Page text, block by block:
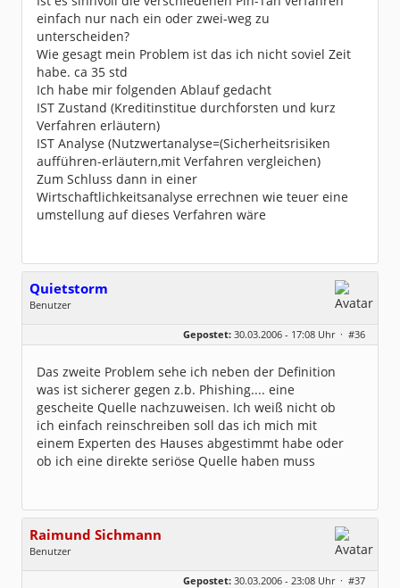
einfach nur nach ein oder zwei-weg zu
unterscheiden?
Wie gesagt mein Problem ist das ich nicht soviel Zeit
habe. ca 35 std
Ich habe mir folgenden Ablauf gedacht
IST Zustand (Kreditinstitue durchforsten und kurz
Verfahren erläutern)
IST Analyse (Nutzwertanalyse=(Sicherheitsrisiken
aufführen-erläutern,mit Verfahren vergleichen)
Zum Schluss dann in einer
Wirtschaftlichkeitsanalyse errechnen wie teuer eine
umstellung auf dieses Verfahren wäre
Quietstorm
Benutzer
Dabei seit:
03 / 2006
Gepostet: 30.03.2006 - 17:08 Uhr · #36
Das zweite Problem sehe ich neben der Definition
was ist sicherer gegen z.b. Phishing.... eine
gescheite Quelle nachzuweisen. Ich weiß nicht ob
ich einfach reinschreiben soll das ich mich mit
einem Experten des Hauses abgestimmt habe oder
ob ich eine direkte seriöse Quelle haben muss
Raimund Sichmann
Benutzer
Geschlecht:
keine Angabe
Gepostet: 30.03.2006 - 23:08 Uhr · #37